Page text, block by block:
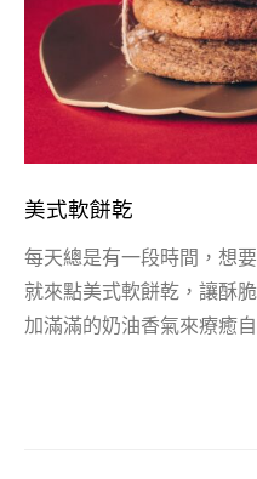
美式軟餅乾
每天總是有一段時間，想
就來點美式軟餅乾，讓酥
加滿滿的奶油香氣來療癒